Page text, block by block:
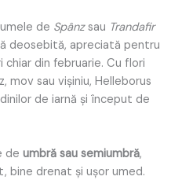
de Spânzsau Trandafir
deosebită, apreciată pentru
din februarie. Cu flori
mov sau vișiniu, Helleborus
de iarnă și început de
de umbră sau semiumbră,
bine drenat și ușor umed.